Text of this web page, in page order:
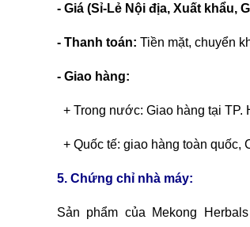
- Giá (Sỉ-Lẻ Nội địa, Xuất khẩu,
- Thanh toán: Tiền mặt, chuyển
- Giao hàng:
+ Trong nước: Giao hàng tại TP.
+ Quốc tế: giao hàng toàn quốc,
5. Chứng chỉ nhà máy:
Sản phẩm của Mekong